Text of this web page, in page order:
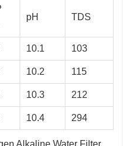
pH TDS
10.1 103
10.2 115
10.3 212
10.4 294